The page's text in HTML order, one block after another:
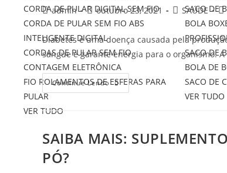
CORDA DE PULAR DIGITAL SEM FIO
CORDA DE PULAR SEM FIO ABS
INTELIGENTE DIGITAL
CORDAS DE PULAR SEM FIO
CONTAGEM ELETRÔNICA
FIO ROLAMENTOS DE ESFERAS PARA
PULAR
VER TUDO
SACO DE
BOLA
SACO DE
BOLA DE
SACO DE
VER TUDO
admin outubro 23, 2021 SAÚDE
Diabetes é uma doença causada pela
sangue e garante energia para o organismo.
Continue Lendo
SAIBA MAIS:
PÓ?